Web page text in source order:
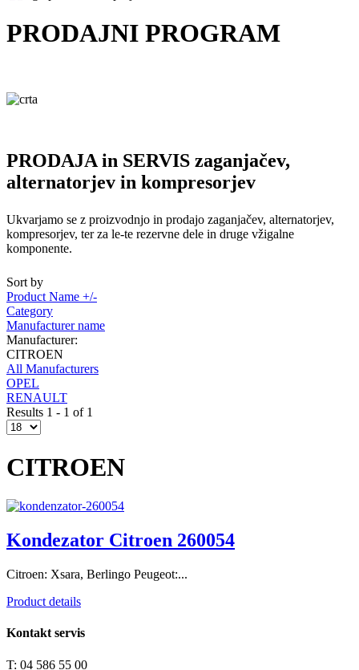
PRODAJNI PROGRAM
PRODAJA in SERVIS zaganjačev,
alternatorjev in kompresorjev
Ukvarjamo se z proizvodnjo in prodajo zaganjačev, alternatorjev,
kompresorjev, ter za le-te rezervne dele in druge vžigalne
komponente.
Sort by
Product Name +/-
Category
Manufacturer name
Manufacturer:
CITROEN
All Manufacturers
OPEL
RENAULT
Results 1 - 1 of 1
CITROEN
Kondezator Citroen 260054
Citroen: Xsara, Berlingo Peugeot:...
Product details
Kontakt servis
T: 04 586 55 00